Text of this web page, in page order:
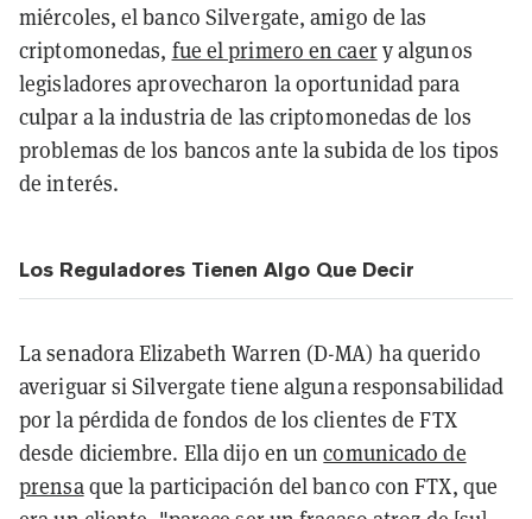
miércoles, el banco Silvergate, amigo de las
criptomonedas, fue el primero en caery algunos
legisladores aprovecharon la oportunidad para
culpar a la industria de las criptomonedas de los
problemas de los bancos ante la subida de los tipos
de interés.
Los Reguladores Tienen Algo Que Decir
La senadora Elizabeth Warren (D-MA) ha querido
averiguar si Silvergate tiene alguna responsabilidad
por la pérdida de fondos de los clientes de FTX
desde diciembre. Ella dijo en uncomunicado de
prensaque la participación del banco con FTX, que